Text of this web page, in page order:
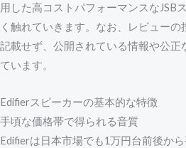
用した高コストパフォーマンスなJSB
く触れていきます。なお、レビュー
記載せず、公開されている情報や公正
ています。
Edifierスピーカーの基本的な特徴
手頃な価格帯で得られる音質
Edifierは日本市場でも1万円台前後か